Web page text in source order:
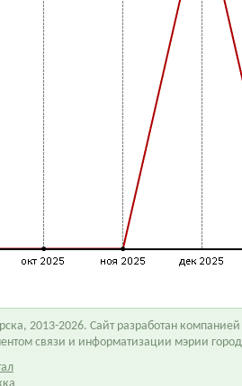
2013-2026. Сайт разработан компанией
связи и информатизации мэрии